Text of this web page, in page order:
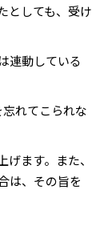
としても、受け
連動している
れてこられな
ます。また、
は、その旨を